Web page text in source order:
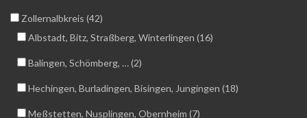
Zollernalbkreis (42)
Albstadt, Bitz, Straßberg, Winterlingen (16)
Balingen, Schömberg, … (2)
Hechingen, Burladingen, Bisingen, Jungingen (18)
Meßstetten, Nusplingen, Obernheim (7)